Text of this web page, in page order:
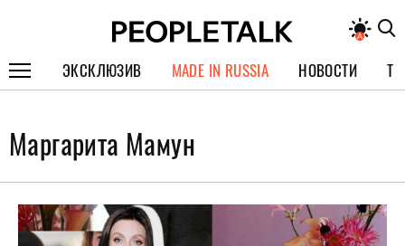
ЭКСКЛЮЗИВ
СПЕЦПРОЕКТЫ
ИНТЕРВЬЮ
ПОКОЛЕНИЕ
MADE IN RUSSIA НОВОСТИ
Маргарита Мамун